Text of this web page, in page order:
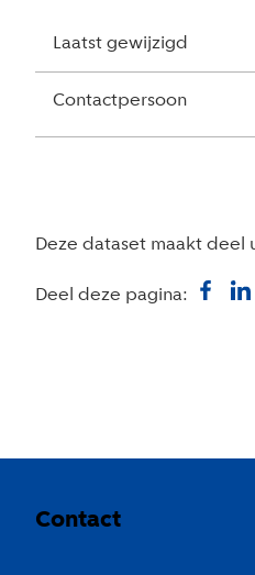
Laatst gewijzigd
Contactpersoon
Deze dataset maakt deel
Deel deze pagina:
Contact